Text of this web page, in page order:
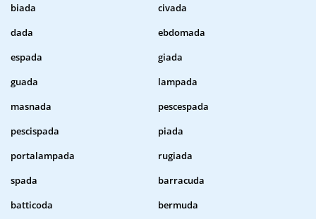
biada
civada
dada
ebdomada
espada
giada
guada
lampada
masnada
pescespada
pescispada
piada
portalampada
rugiada
spada
barracuda
batticoda
bermuda